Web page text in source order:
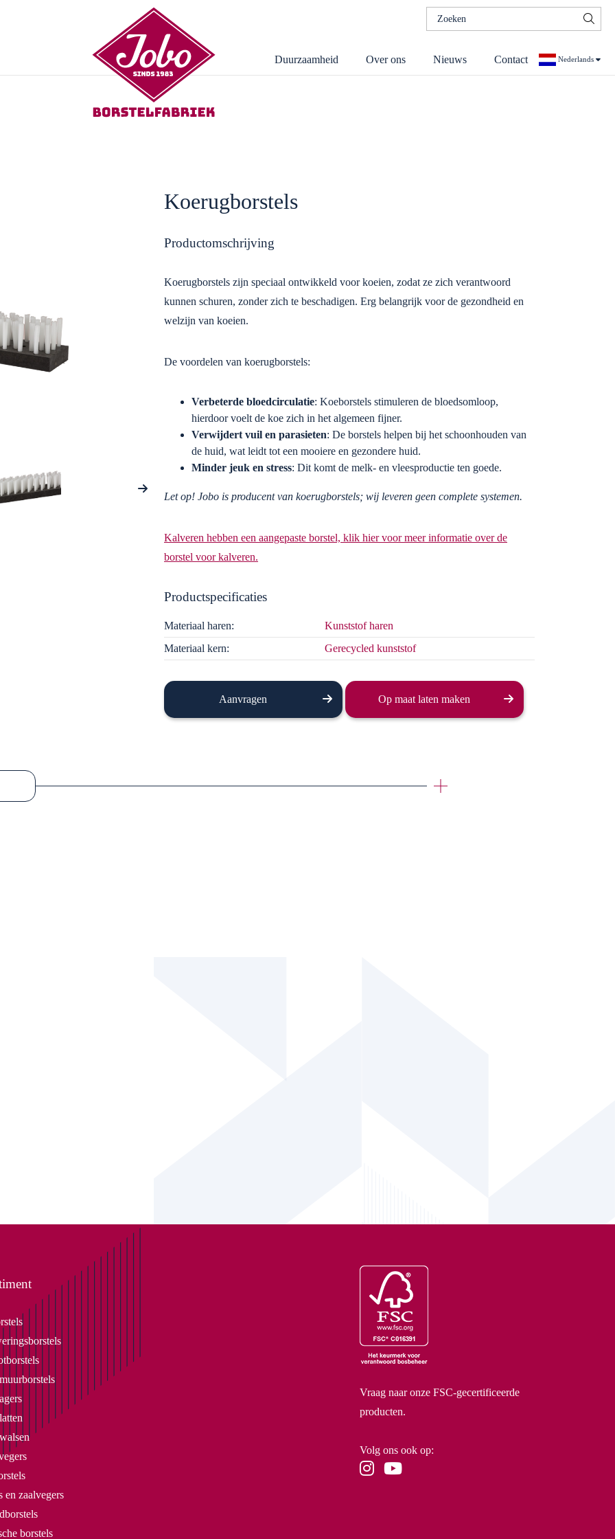
Zoeken
naar:
Duurzaamheid Over ons Nieuws Contact Nederlands
Koerugborstels
Productomschrijving
Koerugborstels zijn speciaal ontwikkeld voor koeien, zodat ze zich verantwoord
kunnen schuren, zonder zich te beschadigen. Erg belangrijk voor de gezondheid en
welzijn van koeien.
De voordelen van koerugborstels:
Verbeterde bloedcirculatie: Koeborstels stimuleren de bloedsomloop,
hierdoor voelt de koe zich in het algemeen fijner.
Verwijdert vuil en parasieten: De borstels helpen bij het schoonhouden van
de huid, wat leidt tot een mooiere en gezondere huid.
Minder jeuk en stress: Dit komt de melk- en vleesproductie ten goede.
Let op! Jobo is producent van koerugborstels; wij leveren geen complete systemen.
Kalveren hebben een aangepaste borstel, klik hier voor meer informatie over de
borstel voor kalveren.
Productspecificaties
Materiaal haren:
Kunststof haren
Materiaal kern:
Gerecycled kunststof
Aanvragen Op maat laten maken
(ook wel veeborstels genoemd) en deze borstel produceren we al meer dan 40
bij het dier in in de stal. Een koe heeft een ander borstel nodig dan een
trekken met hun bek, door een kortere haarlengte te kiezen, hebben ze
en zaalvegers
borstels
Vraag naar onze FSC-gecertificeerde
producten.
Volg ons ook op: